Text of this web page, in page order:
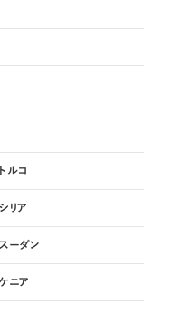
トルコ
シリア
スーダン
ケニア